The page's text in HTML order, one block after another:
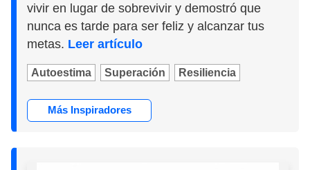
vivir en lugar de sobrevivir y demostró que
nunca es tarde para ser feliz y alcanzar tus
metas. Leer artículo
Autoestima Superación Resiliencia
Más Inspiradores